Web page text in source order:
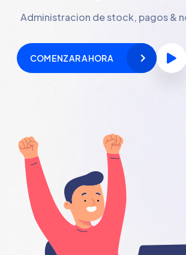
Administracion de stock, pagos &
COMENZAR AHORA